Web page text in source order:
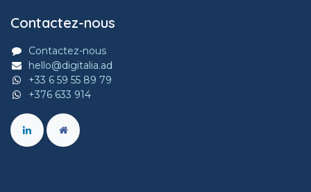
Contactez-nous
Contactez-nous
hello@digitalia.ad
+33 6 59 55 89 79
+376 633 914